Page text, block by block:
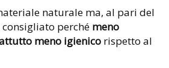
naturale ma, al pari del
perché meno
meno igienico rispetto al